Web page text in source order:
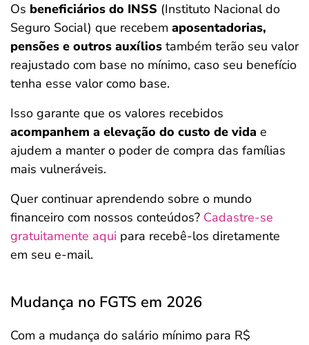
Os beneficiários do INSS (Instituto Nacional do
Seguro Social) que recebem aposentadorias,
pensões e outros auxílios também terão seu valor
reajustado com base no mínimo, caso seu benefício
tenha esse valor como base.
Isso garante que os valores recebidos
acompanhem a elevação do custo de vida e
ajudem a manter o poder de compra das famílias
mais vulneráveis.
Quer continuar aprendendo sobre o mundo
financeiro com nossos conteúdos? Cadastre-se
gratuitamente aqui para recebê-los diretamente
em seu e-mail.
Mudança no FGTS em 2026
Com a mudança do salário mínimo para R$